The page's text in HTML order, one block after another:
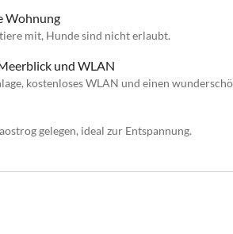
Wohnung
mit, Hunde sind nicht erlaubt.
und WLAN
kostenloses WLAN und einen
gelegen, ideal zur Entspannung.